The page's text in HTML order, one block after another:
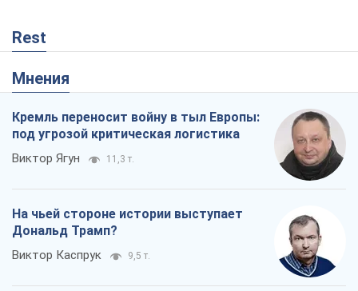
Rest
Мнения
Кремль переносит войну в тыл Европы:
под угрозой критическая логистика
Виктор Ягун 11,3 т.
На чьей стороне истории выступает
Дональд Трамп?
Виктор Каспрук 9,5 т.